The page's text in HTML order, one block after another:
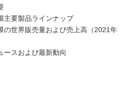
主要製品ラインナップ
の世界販売量および売上高（2021年
ースおよび最新動向